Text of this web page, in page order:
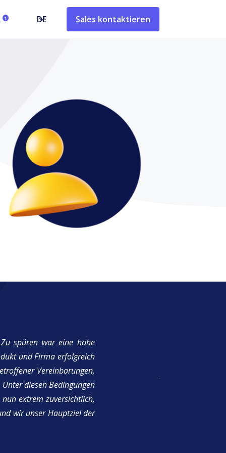
1 DE Sales kontaktieren
spüren war eine hohe
und Firma erfolgreich
Vereinbarungen,
diesen Bedingungen
extrem zuversichtlich,
wir unser Hauptziel der